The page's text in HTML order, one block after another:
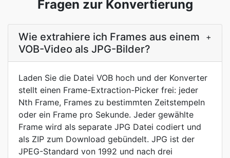
Fragen zur Konvertierung
Wie extrahiere ich Frames aus einem
VOB-Video als JPG-Bilder?
+
Laden Sie die Datei VOB hoch und der Konverter
stellt einen Frame-Extraction-Picker frei: jeder
Nth Frame, Frames zu bestimmten Zeitstempeln
oder ein Frame pro Sekunde. Jeder gewählte
Frame wird als separate JPG Datei codiert und
als ZIP zum Download gebündelt. JPG ist der
JPEG-Standard von 1992 und nach drei